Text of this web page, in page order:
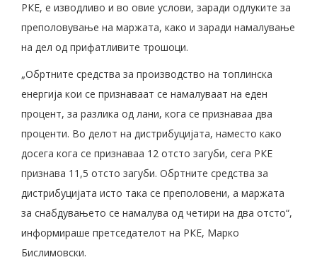
РКЕ, е изводливо и во овие услови, заради одлуките за
преполовување на маржата, како и заради намалување
на дел од прифатливите трошоци.
„Обртните средства за производство на топлинска
енергија кои се признаваат се намалуваат на еден
процент, за разлика од лани, кога се признаваа два
проценти. Во делот на дистрибуцијата, наместо како
досега кога се признаваа 12 отсто загуби, сега РКЕ
признава 11,5 отсто загуби. Обртните средства за
дистрибуцијата исто така се преполовени, а маржата
за снабдувањето се намалува од четири на два отсто“,
информираше претседателот на РКЕ, Марко
Бислимовски.